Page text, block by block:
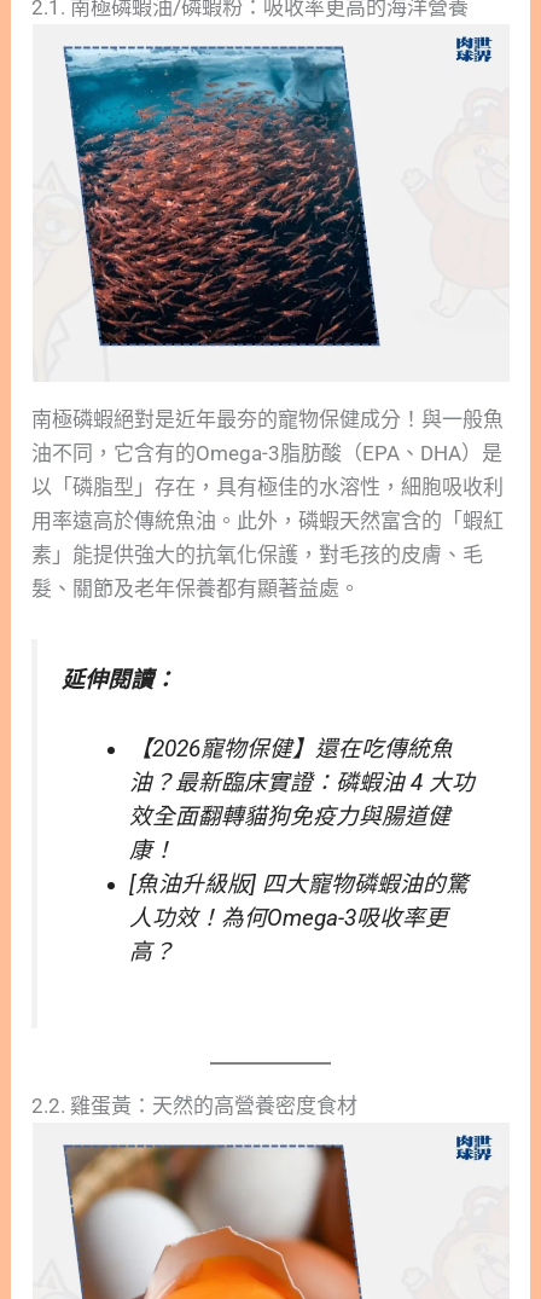
2.1. 南極磷蝦油/磷蝦粉：吸收率更高的海洋營養
南極磷蝦絕對是近年最夯的寵物保健成分！與一般魚
油不同，它含有的Omega-3脂肪酸（EPA、DHA）是
以「磷脂型」存在，具有極佳的水溶性，細胞吸收利
用率遠高於傳統魚油。此外，磷蝦天然富含的「蝦紅
素」能提供強大的抗氧化保護，對毛孩的皮膚、毛
髮、關節及老年保養都有顯著益處。
延伸閱讀：
【2026寵物保健】還在吃傳統魚
油？最新臨床實證：磷蝦油 4 大功
效全面翻轉貓狗免疫力與腸道健
康！
[魚油升級版] 四大寵物磷蝦油的驚
人功效！為何Omega-3吸收率更
高？
2.2. 雞蛋黃：天然的高營養密度食材